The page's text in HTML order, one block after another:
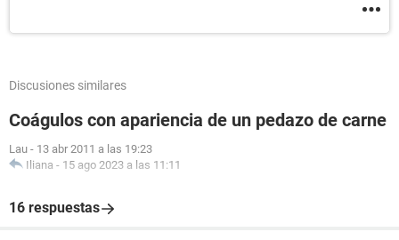
Discusiones similares
Coágulos con apariencia de un pedazo de carne
Lau - 13 abr 2011 a las 19:23
Iliana - 15 ago 2023 a las 11:11
16 respuestas